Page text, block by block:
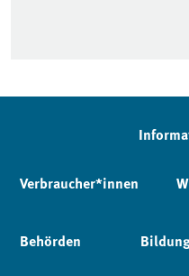
Verbraucher*innen
Behörden